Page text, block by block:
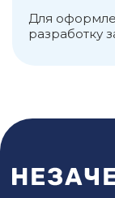
Для
разработку